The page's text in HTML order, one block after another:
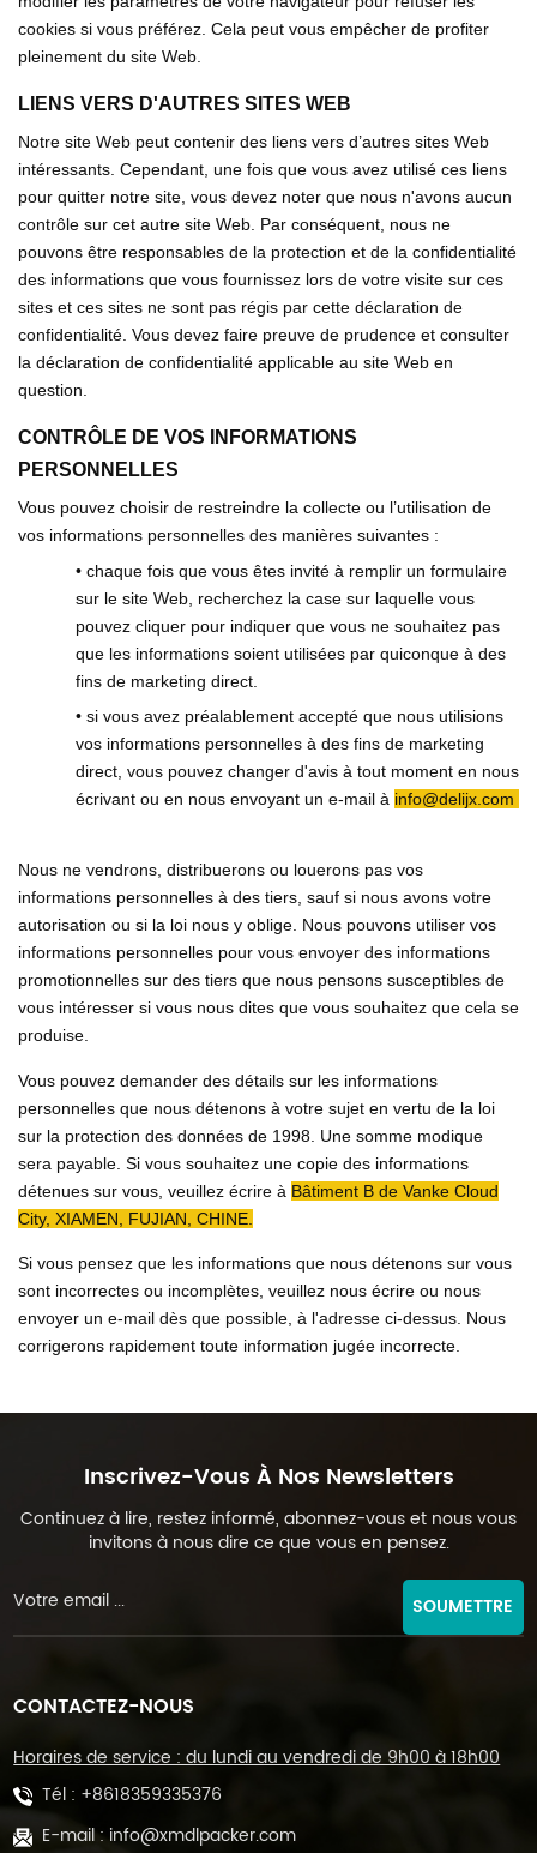
cookies si vous préférez. Cela peut vous empêcher de profiter
pleinement du site Web.
LIENS VERS D'AUTRES SITES WEB
Notre site Web peut contenir des liens vers d’autres sites Web
intéressants. Cependant, une fois que vous avez utilisé ces liens
pour quitter notre site, vous devez noter que nous n'avons aucun
contrôle sur cet autre site Web. Par conséquent, nous ne
pouvons être responsables de la protection et de la confidentialité
des informations que vous fournissez lors de votre visite sur ces
sites et ces sites ne sont pas régis par cette déclaration de
confidentialité. Vous devez faire preuve de prudence et consulter
la déclaration de confidentialité applicable au site Web en
question.
CONTRÔLE DE VOS INFORMATIONS
PERSONNELLES
Vous pouvez choisir de restreindre la collecte ou l’utilisation de
vos informations personnelles des manières suivantes :
• chaque fois que vous êtes invité à remplir un formulaire
sur le site Web, recherchez la case sur laquelle vous
pouvez cliquer pour indiquer que vous ne souhaitez pas
que les informations soient utilisées par quiconque à des
fins de marketing direct.
• si vous avez préalablement accepté que nous utilisions
vos informations personnelles à des fins de marketing
direct, vous pouvez changer d'avis à tout moment en nous
écrivant ou en nous envoyant un e-mail à info@delijx.com
Nous ne vendrons, distribuerons ou louerons pas vos
informations personnelles à des tiers, sauf si nous avons votre
autorisation ou si la loi nous y oblige. Nous pouvons utiliser vos
informations personnelles pour vous envoyer des informations
promotionnelles sur des tiers que nous pensons susceptibles de
vous intéresser si vous nous dites que vous souhaitez que cela se
produise.
Vous pouvez demander des détails sur les informations
personnelles que nous détenons à votre sujet en vertu de la loi
sur la protection des données de 1998. Une somme modique
sera payable. Si vous souhaitez une copie des informations
détenues sur vous, veuillez écrire à Bâtiment B de Vanke Cloud
City, XIAMEN , FUJIAN, CHINE
Si vous pensez que les informations que nous détenons sur vous
sont incorrectes ou incomplètes, veuillez nous écrire ou nous
envoyer un e-mail dès que possible, à l'adresse ci-dessus. Nous
corrigerons rapidement toute information jugée incorrecte.
Inscrivez-Vous À Nos Newsletters
Continuez à lire, restez informé, abonnez-vous et nous vous
invitons à nous dire ce que vous en pensez.
SOUMETTRE
CONTACTEZ-NOUS
Horaires de service : du lundi au vendredi de 9h00 à 18h00
Tél : +8618359335376
E-mail : info@xmdlpacker.com